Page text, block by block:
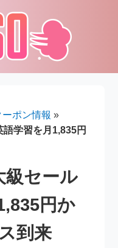
ポン情報 »
学習を月1,835円
級セール
円か
到来